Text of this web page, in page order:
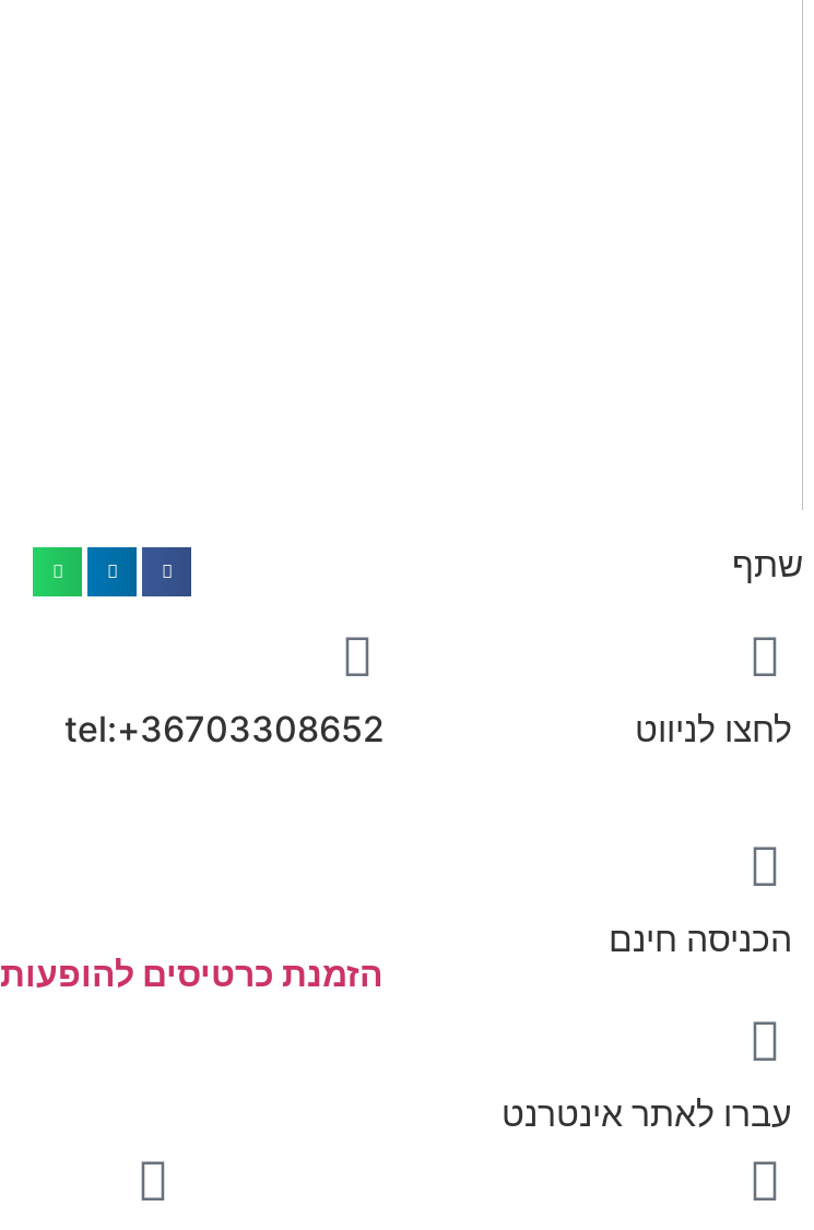
שתף
לחצו לניווט tel:+36703308652
הכניסה חינם
הזמנת כרטיסים להופעות
עברו לאתר אינטרנט